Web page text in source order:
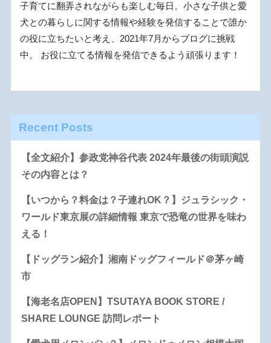
子育てに翻弄されながらも楽しむ毎日。小さな子供と愛
犬との暮らしに関する情報や経験を発信することで誰か
の役に立ちたいと考え、2021年7月からブログに挑戦
中。 お役に立てる情報を発信できるよう頑張ります！
Recent Posts
【全文紹介】参政党神谷代表 2024年最後の街頭演説
その内容とは？
【いつから？料金は？子連れOK？】ジュラシック・
ワールド東京展の詳細情報 東京で恐竜の世界を味わ
える！
【ドッグラン紹介】湘南ドッグフィールド＠茅ヶ崎
市
【海老名店OPEN】TSUTAYA BOOK STORE /
SHARE LOUNGE 訪問レポート